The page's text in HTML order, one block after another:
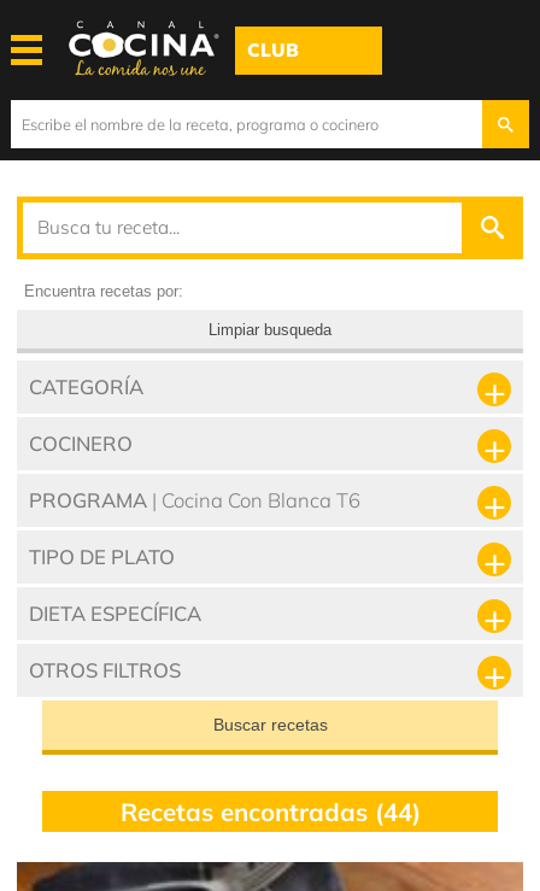
CLUB
Encuentra recetas por:
Limpiar busqueda
CATEGORÍA
COCINERO
PROGRAMA | Cocina Con Blanca T6
TIPO DE PLATO
DIETA ESPECÍFICA
OTROS FILTROS
Buscar recetas
Recetas encontradas (44)